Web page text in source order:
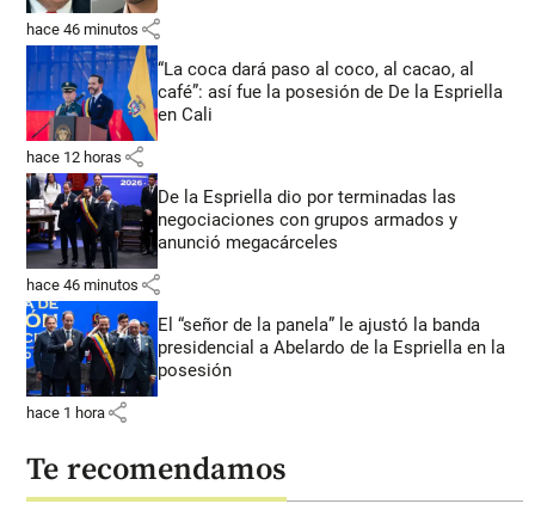
hace 46 minutos share
“La coca dará paso al coco, al cacao, al
café”: así fue la posesión de De la Espriella
en Cali
hace 12 horas share
De la Espriella dio por terminadas las
negociaciones con grupos armados y
anunció megacárceles
hace 46 minutos share
El “señor de la panela” le ajustó la banda
presidencial a Abelardo de la Espriella en la
posesión
hace 1 hora share
Te recomendamos